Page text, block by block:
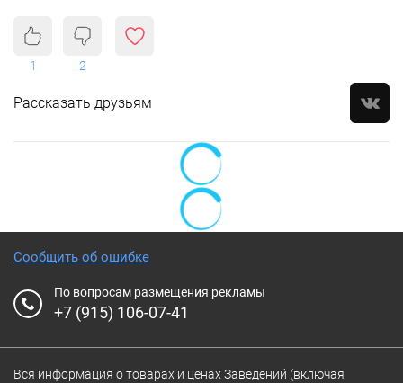
1 2
Рассказать друзьям
Сообщить об ошибке
По вопросам размещения рекламы
+7 (915) 106-07-41
Вся информация о товарах и ценах Заведений (включая